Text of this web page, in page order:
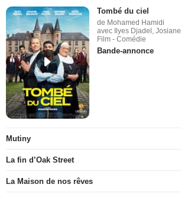
Tombé du ciel
de Mohamed Hamidi
avec Ilyes Djadel,
Film - Comédie
Bande-annonce
Mutiny
La fin d’Oak Street
La Maison de nos rêves